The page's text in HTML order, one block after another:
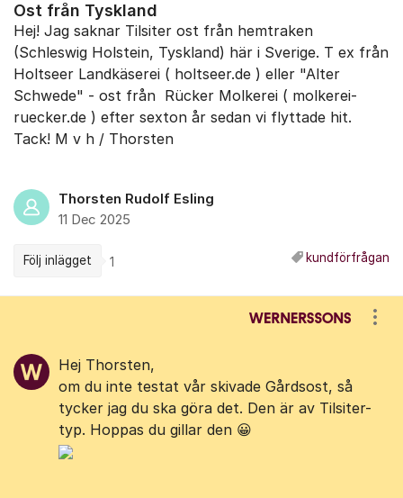
Ost från Tyskland
​Hej! Jag saknar Tilsiter ost från hemtraken
(Schleswig Holstein, Tyskland) här i Sverige. T ex från
Holtseer Landkäserei ( holtseer.de ) eller "Alter
Schwede" - ost från Rücker Molkerei ( molkerei-
ruecker.de ) efter sexton år sedan vi flyttade hit.
Tack! ​M v h / Thorsten
Thorsten Rudolf Esling
11 Dec 2025
kundförfrågan
Följ inlägget 1
Hej Thorsten,
om du inte testat vår skivade Gårdsost, så
tycker jag du ska göra det. Den är av Tilsiter-
typ. Hoppas du gillar den 😀